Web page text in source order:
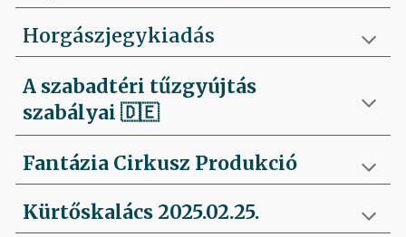
Horgászjegykiadás
A szabadtéri tűzgyújtás
szabályai 🇩🇪
Fantázia Cirkusz Produkció
Kürtőskalács 2025.02.25.